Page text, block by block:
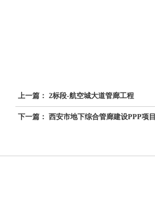
上一篇： 2标段-航空城大道管廊工程
下一篇： 西安市地下综合管廊建设PPP项目